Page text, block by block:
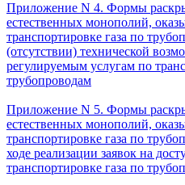
Приложение N 4. Формы
естественных монополий,
транспортировке газа по
(отсутствии) технической
регулируемым услугам по
трубопроводам
Приложение N 5. Формы
естественных монополий,
транспортировке газа по
ходе реализации заявок на
транспортировке газа по